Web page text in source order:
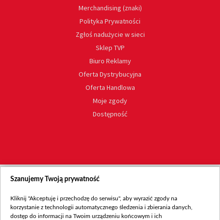
Merchandising (znaki)
Polityka Prywatności
Zgłoś nadużycie w sieci
Sklep TVP
Biuro Reklamy
Oferta Dystrybucyjna
Oferta Handlowa
Moje zgody
Dostępność
Szanujemy Twoją prywatność
Kliknij "Akceptuję i przechodzę do serwisu", aby wyrazić zgody na
korzystanie z technologii automatycznego śledzenia i zbierania danych,
dostęp do informacji na Twoim urządzeniu końcowym i ich